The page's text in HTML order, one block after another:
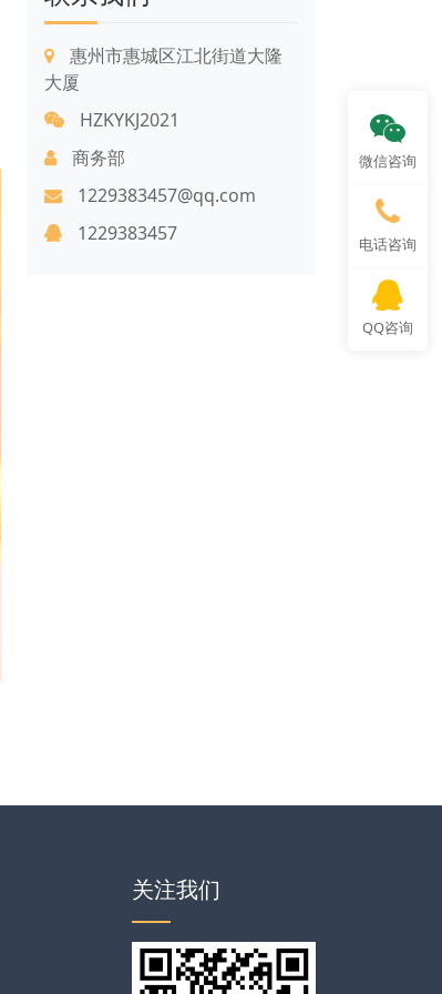
惠州市惠城区江北街道大隆
大厦
HZKYKJ2021
商务部
1229383457@qq.com
1229383457
关注我们
微信咨询
电话咨询
QQ咨询